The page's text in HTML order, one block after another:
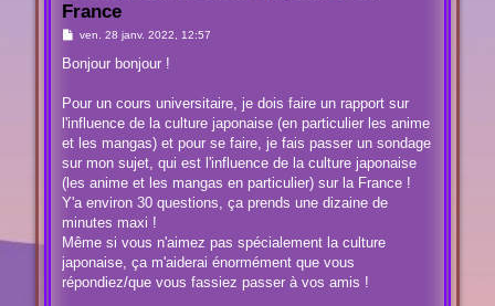
France
M
s
g
ven. 28 janv. 2022, 12:57
Bonjour bonjour !
Pour un cours universitaire, je dois faire un rapport sur
l'influence de la culture japonaise (en particulier les anime
et les mangas) et pour se faire, je fais passer un sondage
sur mon sujet, qui est l'influence de la culture japonaise
(les anime et les mangas en particulier) sur la France !
Y'a environ 30 questions, ça prends une dizaine de
minutes maxi !
Même si vous n'aimez pas spécialement la culture
japonaise, ça m'aiderai énormément que vous
répondiez/que vous fassiez passer à vos amis !